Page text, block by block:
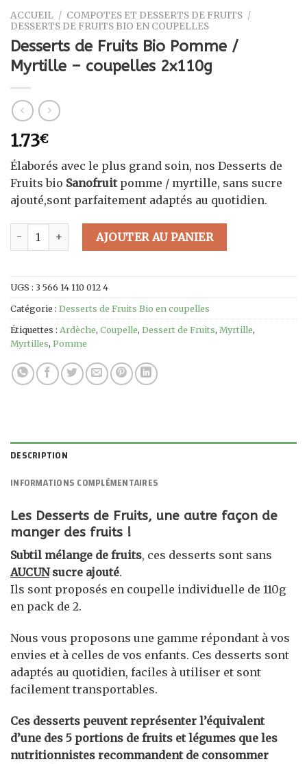
ACCUEIL / COMPOTES ET DESSERTS DE FRUITS /
DESSERTS DE FRUITS BIO EN COUPELLES
Desserts de Fruits Bio Pomme /
Myrtille – coupelles 2x110g
1.73€
Élaborés avec le plus grand soin, nos Desserts de
Fruits bio Sanofruitpomme / myrtille, sans sucre
ajouté,sont parfaitement adaptés au quotidien.
quantité de Desserts de Fruits Bio Pomme / Myrtille -
AJOUTER AU PANIER
UGS : 3 566 14 110 012 4
Catégorie : Desserts de Fruits Bio en coupelles
Étiquettes : Ardèche, Coupelle, Dessert de Fruits, Myrtille,
Myrtilles, Pomme
DESCRIPTION
INFORMATIONS COMPLÉMENTAIRES
Les Desserts de Fruits, une autre façon de
manger des fruits !
Subtil mélange de fruits, ces desserts sont sans
AUCUN sucre ajouté.
Ils sont proposés en coupelle individuelle de 110g
en pack de 2.
Nous vous proposons une gamme répondant à vos
envies et à celles de vos enfants. Ces desserts sont
adaptés au quotidien, faciles à utiliser et sont
facilement transportables.
Ces desserts peuvent représenter l’équivalent
d’une des 5 portions de fruits et légumes que les
nutritionnistes recommandent de consommer